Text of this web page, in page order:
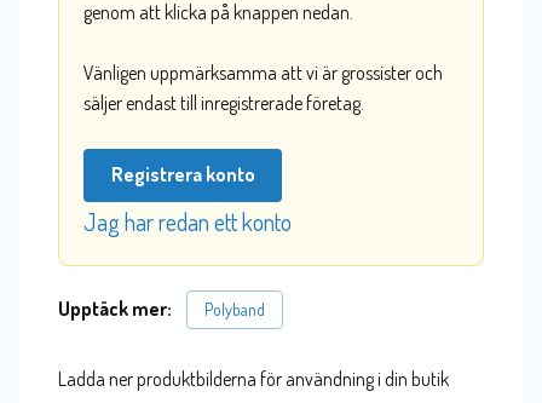
genom att klicka på knappen nedan.
Vänligen uppmärksamma att vi är grossister och
säljer endast till inregistrerade företag.
Registrera konto
Jag har redan ett konto
Upptäck mer: Polyband
Ladda ner produktbilderna för användning i din butik